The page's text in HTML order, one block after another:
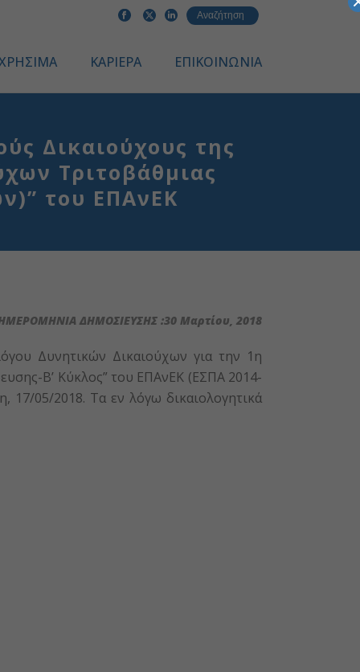
ΚΑΡΙΕΡΑ ΕΠΙΚΟΙΝΩΝΙΑ
Δικαιούχους της
Τριτοβάθμιας
του ΕΠΑνΕΚ
ΔΗΜΟΣΙΕΥΣΗΣ :30 Μαρτίου, 2018
Δυνητικών Δικαιούχων για την 1η
Β’ Κύκλος” του ΕΠΑνΕΚ (ΕΣΠΑ 2014-
17/05/2018. Τα εν λόγω δικαιολογητικά